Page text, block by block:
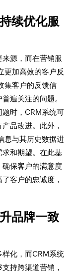
续优化服
源，而在营销服
更加高效的客户反
集客户的反馈信
遍关注的问题。
时，CRM系统可
品改进。此外，
息与其历史数据进
和期望。在此基
保客户的满意度
客户的忠诚度，
品牌一致
化，而CRM系统
持跨渠道营销，